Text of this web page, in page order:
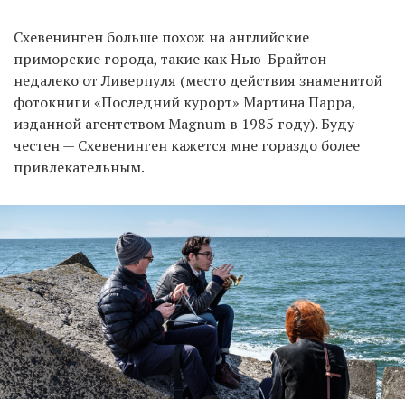
Схевенинген больше похож на английские
приморские города, такие как Нью-Брайтон
недалеко от Ливерпуля (место действия знаменитой
фотокниги «Последний курорт» Мартина Парра,
изданной агентством Magnum в 1985 году). Буду
честен — Схевенинген кажется мне гораздо более
привлекательным.